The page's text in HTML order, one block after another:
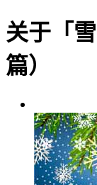
关于「
篇）